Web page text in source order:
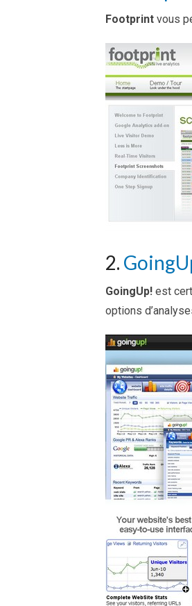
Footprint vous
2.
GoingUp! est
options